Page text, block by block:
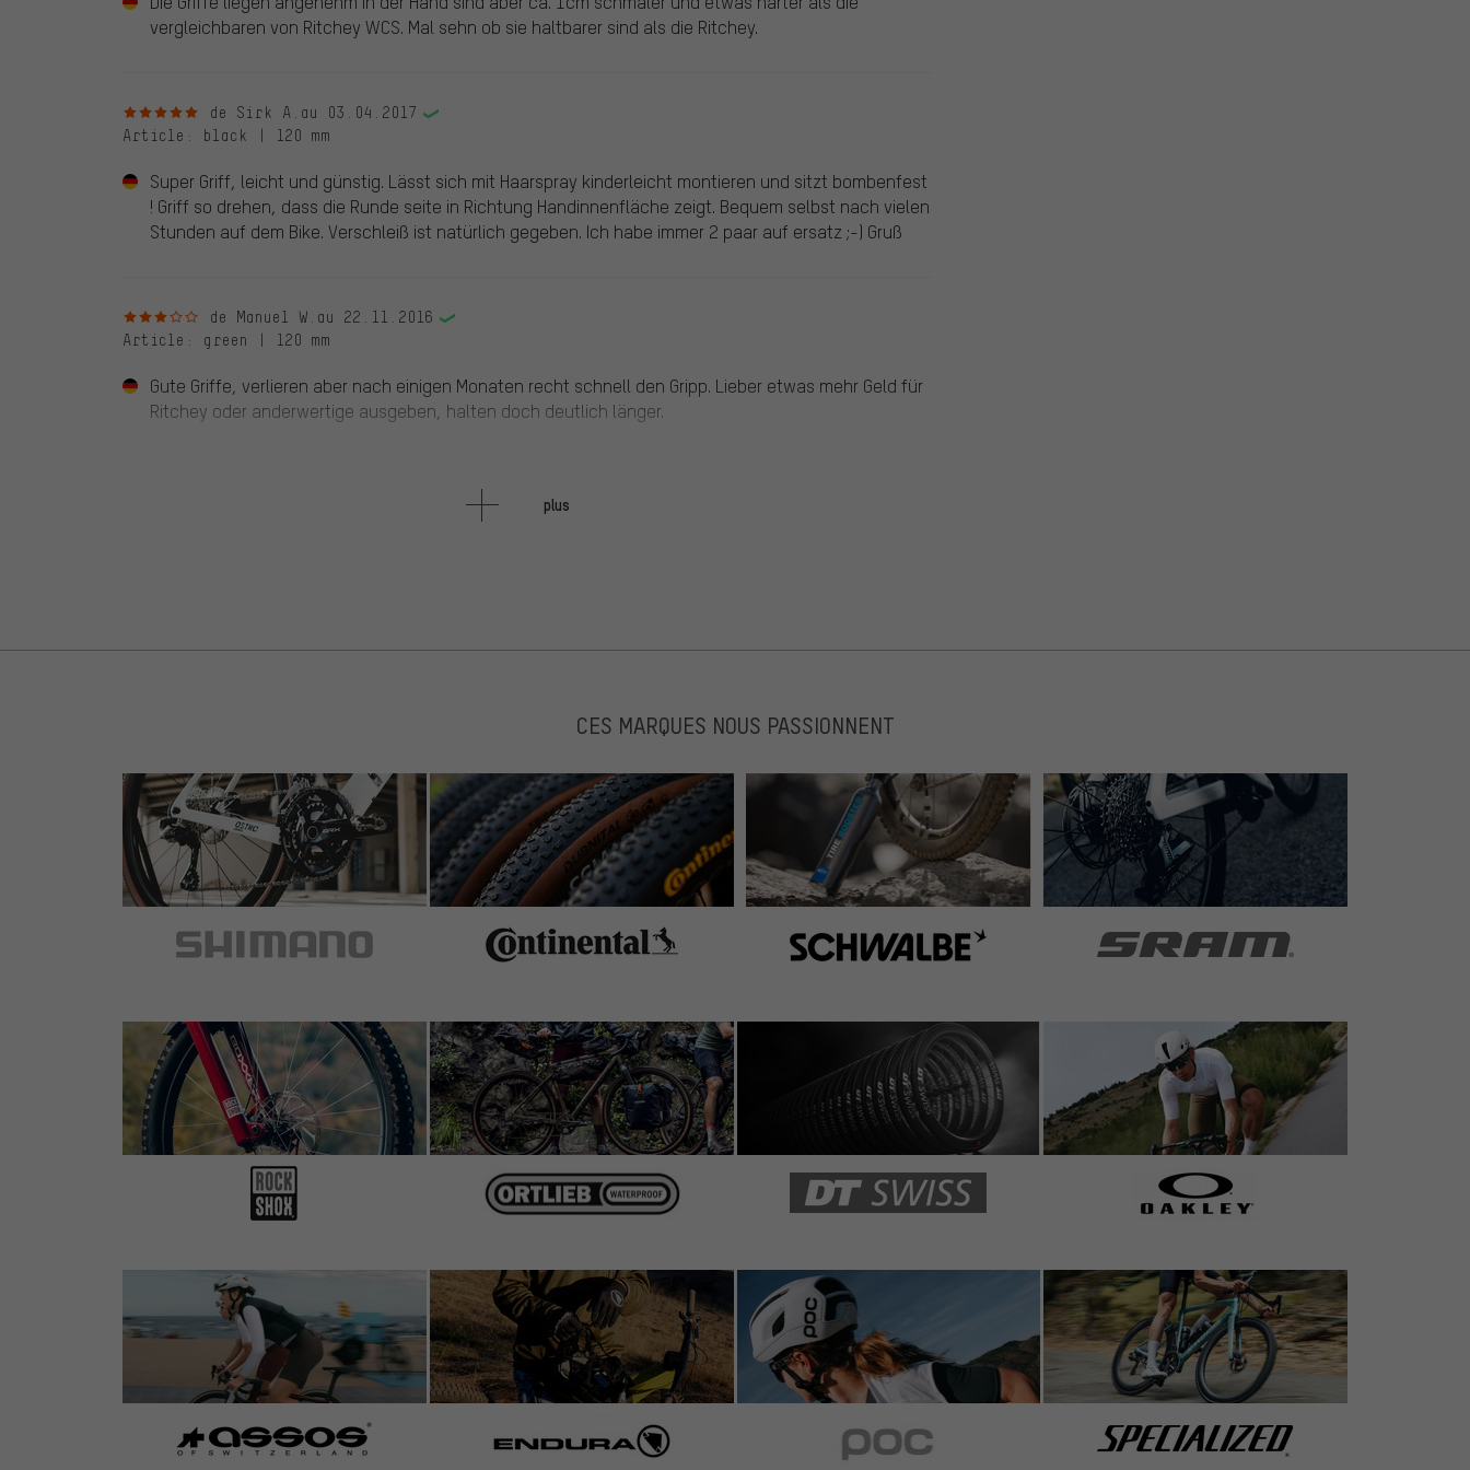
vergleichbaren von Ritchey WCS. Mal sehn ob sie haltbarer sind als die Ritchey.
5 sur 5 étoilesde Sirk A. au 03.04.2017
Article : black | 120 mm
Super Griff, leicht und günstig. Lässt sich mit Haarspray kinderleicht montieren und sitzt bombenfest
! Griff so drehen, dass die Runde seite in Richtung Handinnenfläche zeigt. Bequem selbst nach vielen
Stunden auf dem Bike. Verschleiß ist natürlich gegeben. Ich habe immer 2 paar auf ersatz ;-) Gruß
3 sur 5 étoilesde Manuel W. au 22.11.2016
Article : green | 120 mm
Gute Griffe, verlieren aber nach einigen Monaten recht schnell den Gripp. Lieber etwas mehr Geld für
Ritchey oder anderwertige ausgeben, halten doch deutlich länger.
Article: green | 120 mm
Perfectos si los fijas bien con laca de pelo. Peso increíble.
4 sur 5 étoilesde Franco P.au 22.07.2014
1 de 1 clients trouvaient cet avis utile.
with hairspray)
5 sur 5 étoilesde Julian D.au 09.05.2014
Article : black | 120 mm
3 de 3 clients trouvaient cet avis utile.
Super Preis/Leistung, niedriges Gewicht, bequem.
Montage gestaltet sich mit Alkohol einfacher als gedacht und noch kein verdrehen nach 150km.
plus
CES MARQUES NOUS PASSIONNENT